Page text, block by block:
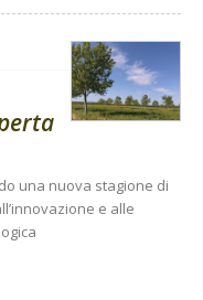
una nuova stagione di
e alle